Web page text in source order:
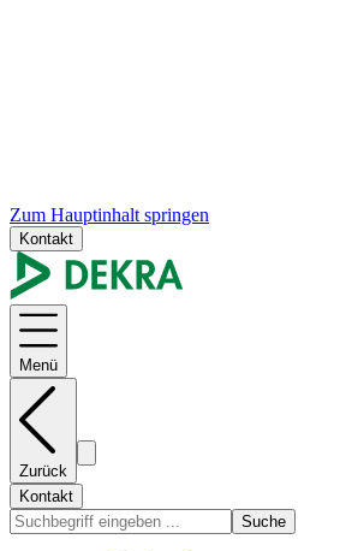
Zum Hauptinhalt springen
Kontakt
Menü
Zurück
Kontakt
Suche